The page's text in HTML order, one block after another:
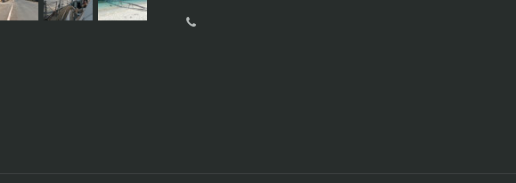
heeft bij het
besluiten we weer een stukje verder